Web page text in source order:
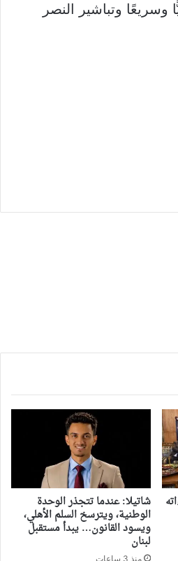
وتباشير النصر
شاتيلا: عندما تتجذر الوحدة
الوطنية، ويترسخ السلم الأهلي،
ويسود القانون… يبدأ مستقبل
لبنان
منذ 3 ساعات